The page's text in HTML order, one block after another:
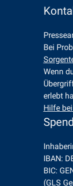
Bei
Wenn
erlebt
Hilfe
IBAN:
BIC:
(GLS